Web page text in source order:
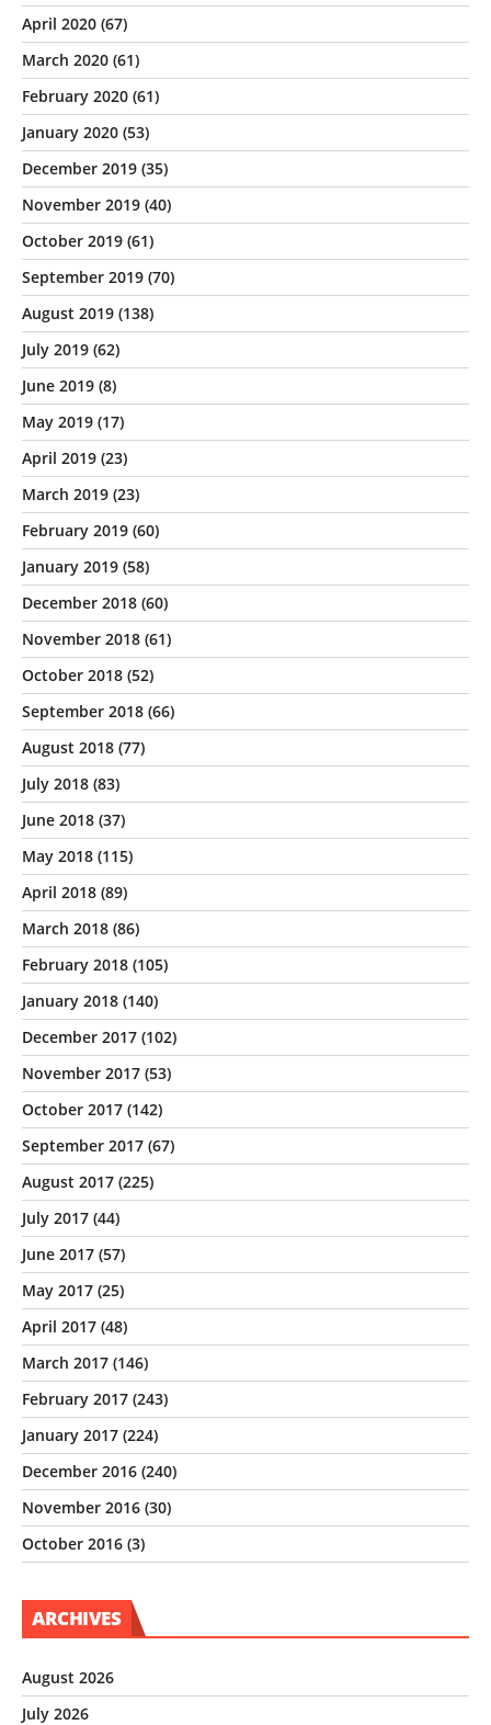
April 2020 (67)
March 2020 (61)
February 2020 (61)
January 2020 (53)
December 2019 (35)
November 2019 (40)
October 2019 (61)
September 2019 (70)
August 2019 (138)
July 2019 (62)
June 2019 (8)
May 2019 (17)
April 2019 (23)
March 2019 (23)
February 2019 (60)
January 2019 (58)
December 2018 (60)
November 2018 (61)
October 2018 (52)
September 2018 (66)
August 2018 (77)
July 2018 (83)
June 2018 (37)
May 2018 (115)
April 2018 (89)
March 2018 (86)
February 2018 (105)
January 2018 (140)
December 2017 (102)
November 2017 (53)
October 2017 (142)
September 2017 (67)
August 2017 (225)
July 2017 (44)
June 2017 (57)
May 2017 (25)
April 2017 (48)
March 2017 (146)
February 2017 (243)
January 2017 (224)
December 2016 (240)
November 2016 (30)
October 2016 (3)
ARCHIVES
August 2026
July 2026